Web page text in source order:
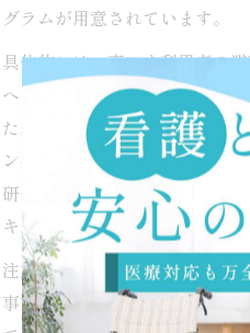
グラムが用意されています。
具体的には、車いす利用者の
への情報伝達方法を体験でき
た、避難所のバリアフリー化
ン手段の確保についても学ぶ
研修は、地域の防災担当者や
キルアップの機会となってい
注意点として、災害時は想定
事前の訓練や定期的な見直し